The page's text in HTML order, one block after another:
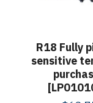
R18 Fully
sensitive